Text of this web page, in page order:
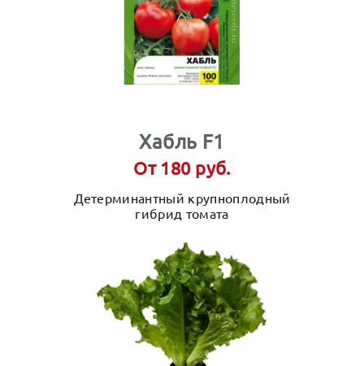
Хабль F1
От 180 руб.
Детерминантный крупноплодный
гибрид томата